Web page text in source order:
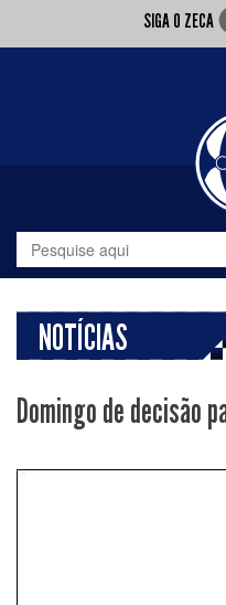
SIGA O ZECA
NOTÍCIAS
Domingo de decisão